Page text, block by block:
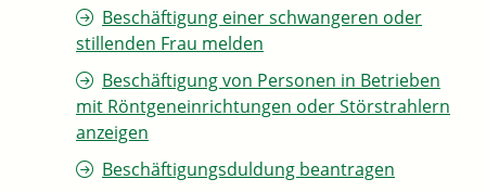
Beschäftigung einer schwangeren oder
stillenden Frau melden
Beschäftigung von Personen in Betrieben
mit Röntgeneinrichtungen oder Störstrahlern
anzeigen
Beschäftigungsduldung beantragen